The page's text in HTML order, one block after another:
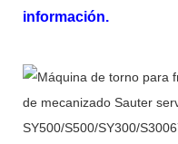
información.